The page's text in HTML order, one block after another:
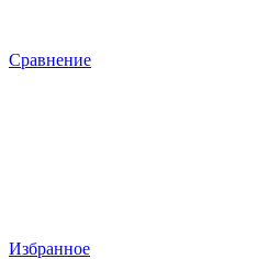
Сравнение
Избранное